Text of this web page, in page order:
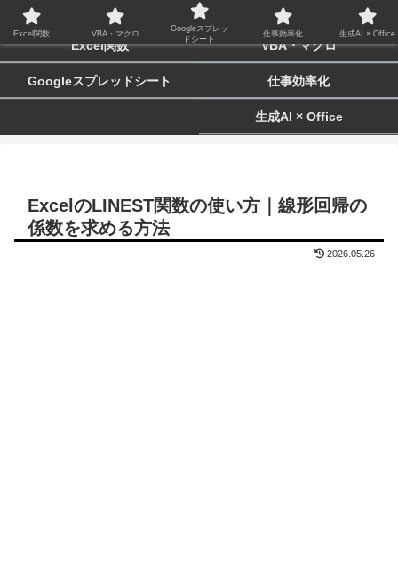
biz-tactics
Excel関数 VBA・マクロ
Googleスプレッドシート 仕事効率化
生成AI × Office
ExcelのLINEST関数の使い方｜線形回帰の
係数を求める方法
2026.05.26
Excel関数 VBA・マクロ
Googleスプレッ
ドシート
仕事効率化 生成AI × Office